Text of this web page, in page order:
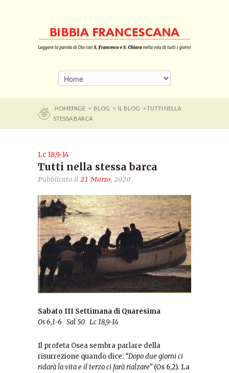
HOMEPAGE > BLOG > IL BLOG
> TUTTI NELLA
STESSA BARCA
Lc 18,9-14
Tutti nella stessa barca
Pubblicato il 21 Marzo, 2020
Sabato III Settimana di Quaresima
Os 6,1-6 Sal 50 Lc 18,9-14
Il profeta Osea sembra parlare della
risurrezione quando dice: “Dopo due giorni ci
ridarà la vita e il terzo ci farà rialzare”(Os 6,2). La